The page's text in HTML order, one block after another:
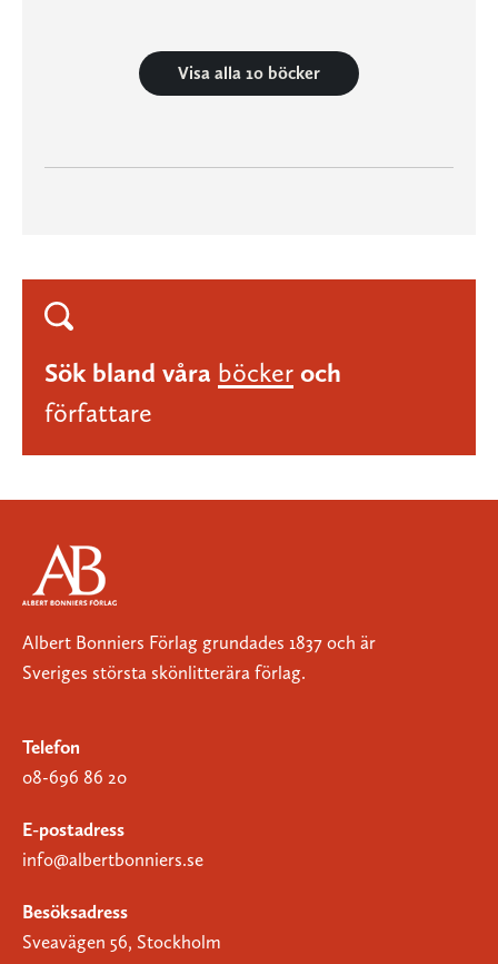
Visa alla 10 böcker
Sök bland våra böcker och
författare
Albert Bonniers Förlag grundades 1837 och är
Sveriges största skönlitterära förlag.
Telefon
08-696 86 20
E-postadress
info@albertbonniers.se
Besöksadress
Sveavägen 56, Stockholm